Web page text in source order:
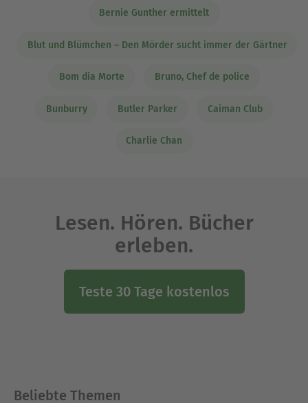
Bernie Gunther ermittelt
Blut und Blümchen – Den Mörder sucht immer der Gärtner
Bom dia Morte Bruno, Chef de police
Bunburry Butler Parker Caiman Club
Charlie Chan
Lesen. Hören. Bücher
erleben.
Teste 30 Tage kostenlos
Beliebte Themen